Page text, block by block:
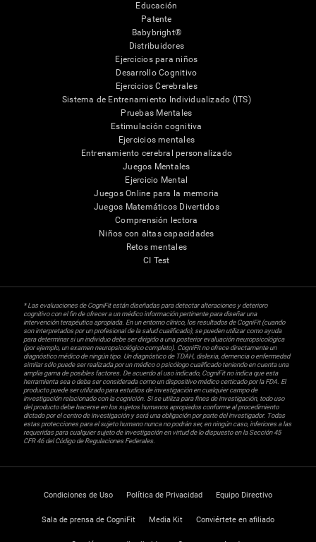
Educación
Patente
Babybright®
Distribuidores
Ejercicios para niños
Desarrollo Cognitivo
Ejercicios Cerebrales
Sistema de Entrenamiento Individualizado (ITS)
Pruebas Mentales
Estimulación cognitiva
Ejercicios mentales
Entrenamiento cerebral personalizado
Juegos Mentales
Ejercicio Mental
Juegos Online para la memoria
Juegos Matemáticos Divertidos
Comprensión lectora
Niños con altas capacidades
Retos mentales
CI Test
* Las evaluaciones de CogniFit están diseñadas para detectar alteraciones y deterioro
cognitivo con el fin de ofrecer a un médico información pertinente para diseñar una
intervención terapéutica apropiada. En un entorno clínico, los resultados de CogniFit (cuando
son interpretados por un profesional de la salud cualificado), se pueden utilizar como ayuda
para determinar si un individuo debe ser dirigido a una posterior evaluación neuropsicológica
(por ejemplo, un examen neuropsicológico completo). CogniFit no ofrece directamente un
diagnóstico médico de ningún tipo. Un diagnóstico de TDAH, dislexia, demencia o enfermedad
similar sólo puede ser realizada por un médico o psicólogo cualificado teniendo en cuenta una
amplia gama de posibles factores. De acuerdo al uso indicado, CogniFit no indica que esta
herramienta sea o deba ser considerada como un dispositivo médico certicado por la FDA. El
producto puede ser utilizado para estudios de investigación en cualquier campo de
investigación relacionado con la cognición. Si se utiliza para fines de investigación, todo uso
del producto debe hacerse en los sujetos humanos apropiados conforme al procedimiento
dictado por el centro de investigación y será una obligación por parte del investigador. Todas
estas protecciones para el sujeto humano nunca no podrán ser, en ningún caso, inferiores a las
requeridas para cualquier sujeto de investigación en virtud de lo dispuesto en la Sección 45
CFR 46 del Código de Regulaciones Federales.
Condiciones de Uso Política de Privacidad Equipo Directivo
Sala de prensa de CogniFit Media Kit Conviértete en afiliado